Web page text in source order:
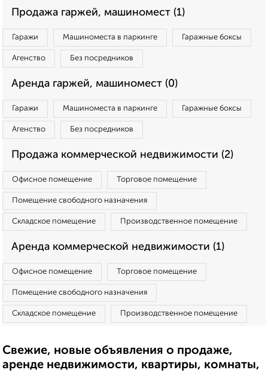
Продажа гаржей, машиномест (1)
Гаражи Машиноместа в паркинге Гаражные боксы
Агенство Без посредников
Аренда гаржей, машиномест (0)
Гаражи Машиноместа в паркинге Гаражные боксы
Агенство Без посредников
Продажа коммерческой недвижимости (2)
Офисное помещение Торговое помещение
Помещение свободного назначения
Складское помещение Производственное помещение
Аренда коммерческой недвижимости (1)
Офисное помещение Торговое помещение
Помещение свободного назначения
Складское помещение Производственное помещение
Свежие, новые объявления о продаже,
аренде недвижимости, квартиры, комнаты,